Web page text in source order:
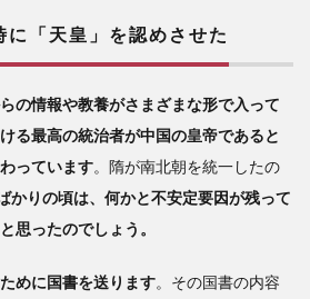
「天皇」を認めさせた
の情報や教養がさまざまな形で入って
る最高の統治者が中国の皇帝であると
っています。隋が南北朝を統一したの
かりの頃は、何かと不安定要因が残って
思ったのでしょう。
めに国書を送ります。その国書の内容